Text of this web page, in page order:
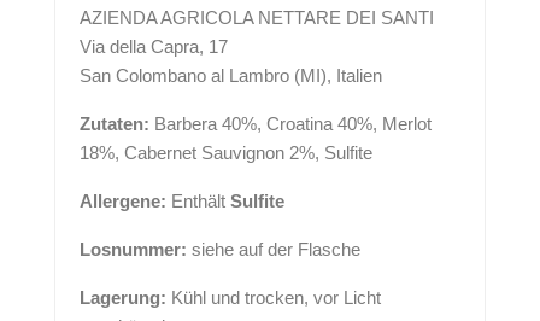
AZIENDA AGRICOLA NETTARE DEI SANTI
Via della Capra, 17
San Colombano al Lambro (MI), Italien
Zutaten: Barbera 40%, Croatina 40%, Merlot
18%, Cabernet Sauvignon 2%, Sulfite
Allergene: Enthält Sulfite
Losnummer: siehe auf der Flasche
Lagerung: Kühl und trocken, vor Licht